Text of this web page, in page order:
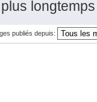
publiés depuis: